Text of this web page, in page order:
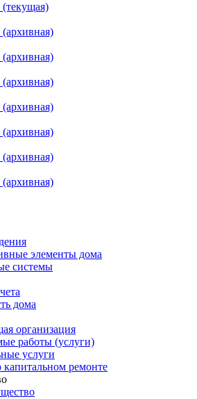
(текущая)
(архивная)
(архивная)
(архивная)
(архивная)
(архивная)
(архивная)
(архивная)
элементы дома
системы
дома
организация
работы (услуги)
услуги
капитальном ремонте